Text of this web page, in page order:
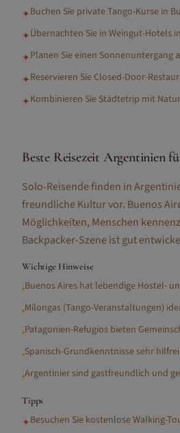
✦Buchen Sie private Tango-Kurse in
✦Übernachten Sie in Weingut-Hotels
✦Planen Sie einen Sonnenuntergang
✦Reservieren Sie Closed-Door-
✦Kombinieren Sie Städtetrip mit
Beste Reisezeit Argentinien
Solo-Reisende finden in
freundliche Kultur vor. Buenos
Möglichkeiten, Menschen
Backpacker-Szene ist gut
Wichtige Hinweise
•Buenos Aires hat lebendige Hostel-
•Milongas (Tango-Veranstaltungen)
•Patagonien-Refugios bieten
•Spanisch-Grundkenntnisse sehr
•Argentinier sind gastfreundlich und
Tipps
✦Besuchen Sie kostenlose Walking-